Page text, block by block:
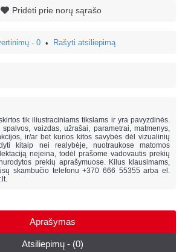
Pridėti prie norų sąrašo
- 0 • Rašyti atsiliepimą
tik iliustraciniams tikslams ir yra pavyzdinės.
vaizdas, užrašai, parametrai, matmenys,
ir/ar bet kurios kitos savybės dėl vizualinių
kitaip nei realybėje, nuotraukose matomos
neįeina, todėl prašome vadovautis prekių
prekių aprašymuose. Kilus klausimams,
skambučio telefonu +370 666 55355 arba el.
.
Aprašymas
Atsiliepimų - (0)